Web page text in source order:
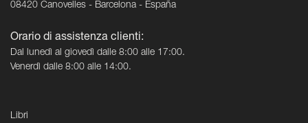
08420 Canovelles - Barcelona - España
Orario di assistenza clienti:
Dal lunedì al giovedì dalle 8:00 alle 17:00.
Venerdì dalle 8:00 alle 14:00.
Libri